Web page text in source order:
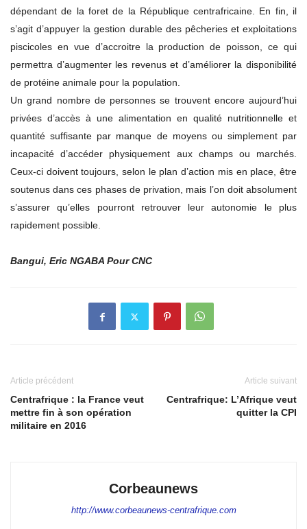
dépendant de la foret de la République centrafricaine. En fin, il
s’agit d’appuyer la gestion durable des pêcheries et exploitations
piscicoles en vue d’accroitre la production de poisson, ce qui
permettra d’augmenter les revenus et d’améliorer la disponibilité
de protéine animale pour la population.
Un grand nombre de personnes se trouvent encore aujourd’hui
privées d’accès à une alimentation en qualité nutritionnelle et
quantité suffisante par manque de moyens ou simplement par
incapacité d’accéder physiquement aux champs ou marchés.
Ceux-ci doivent toujours, selon le plan d’action mis en place, être
soutenus dans ces phases de privation, mais l’on doit absolument
s’assurer qu’elles pourront retrouver leur autonomie le plus
rapidement possible.
Bangui, Eric NGABA Pour CNC
Article précédent
Centrafrique : la France veut
mettre fin à son opération
militaire en 2016
Article suivant
Centrafrique: L’Afrique veut
quitter la CPI
Corbeaunews
http://www.corbeaunews-centrafrique.com